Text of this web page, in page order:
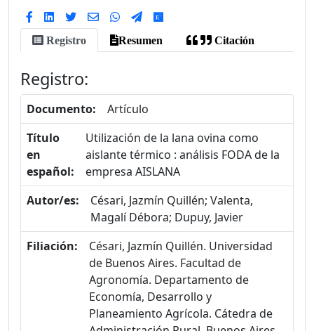
Registro Resumen Citación
Registro:
Documento:
Artículo
Título
en
español:
Utilización de la lana ovina como
aislante térmico : análisis FODA de la
empresa AISLANA
Autor/es:
Césari, Jazmín Quillén; Valenta,
Magalí Débora; Dupuy, Javier
Filiación:
Césari, Jazmín Quillén. Universidad
de Buenos Aires. Facultad de
Agronomía. Departamento de
Economía, Desarrollo y
Planeamiento Agrícola. Cátedra de